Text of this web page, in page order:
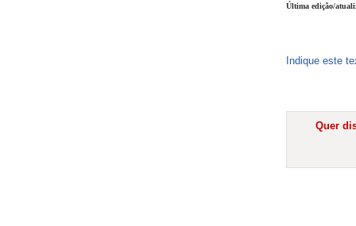
Última edição/
Indique este
Quer